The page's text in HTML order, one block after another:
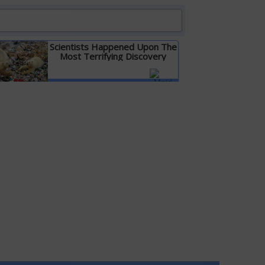
Scientists Happened Upon The
Most Terrifying Discovery